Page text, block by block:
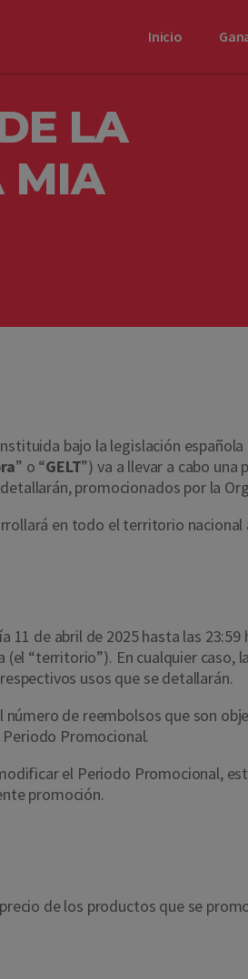
Inicio
LA
MIA
bajo la legislación
” o “GELT”) va a llevar a cabo
promocionados por la
en todo el territorio
11 de abril de 2025 hasta las
“territorio”). En cualquier caso,
usos que se detallarán.
de reembolsos que son
Promocional.
el Periodo Promocional,
promoción.
de los productos que se